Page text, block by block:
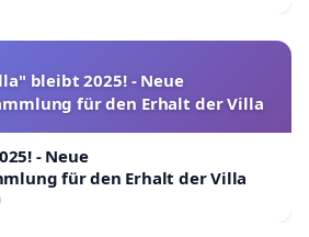
bleibt 2025! - Neue
für den Erhalt der Villa
- Neue
für den Erhalt der Villa